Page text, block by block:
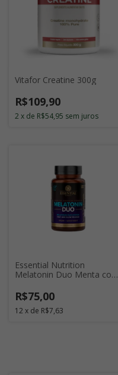
Vitafor Creatine 300g
R$109,90
2 x de R$54,95 sem juros
Essential Nutrition
Melatonin Duo Menta com
R$75,00
12 x de R$7,63